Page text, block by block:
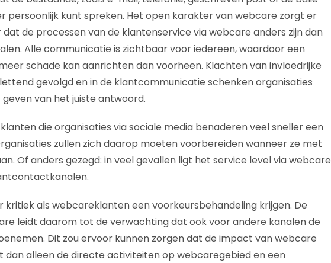
persoonlijk kunt spreken. Het open karakter van webcare zorgt er
de processen van de klantenservice via webcare anders zijn dan
Alle communicatie is zichtbaar voor iedereen, waardoor een
schade kan aanrichten dan voorheen. Klachten van invloedrijke
gevolgd en in de klantcommunicatie schenken organisaties
van het juiste antwoord.
die organisaties via sociale media benaderen veel sneller een
zullen zich daarop moeten voorbereiden wanneer ze met
Of anders gezegd: in veel gevallen ligt het service level via webcare
als webcareklanten een voorkeursbehandeling krijgen. De
leidt daarom tot de verwachting dat ook voor andere kanalen de
Dit zou ervoor kunnen zorgen dat de impact van webcare
alleen de directe activiteiten op webcaregebied en een